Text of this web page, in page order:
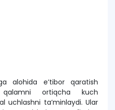
alohida e’tibor qaratish
ortiqcha kuch
uchlashni ta’minlaydi. Ular